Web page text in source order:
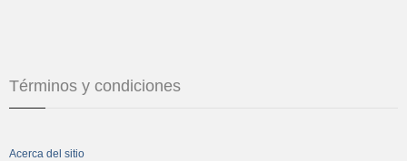
Términos y condiciones
Acerca del sitio